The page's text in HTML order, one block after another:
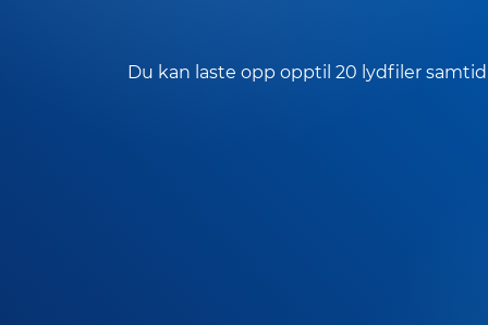
Du kan laste opp opptil 20 lydfiler